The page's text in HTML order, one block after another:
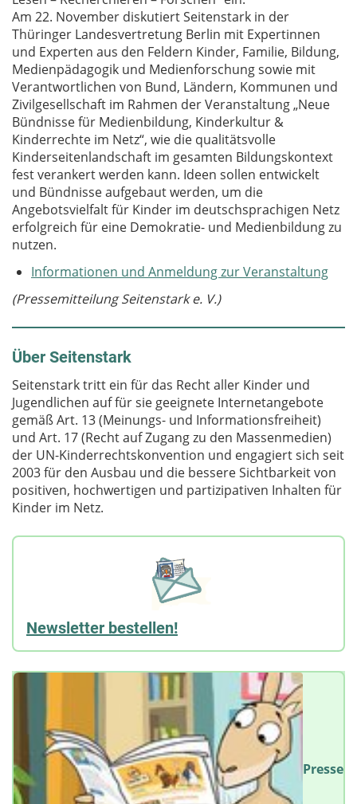
Am 22. November diskutiert Seitenstark in der
Thüringer Landesvertretung Berlin mit Expertinnen
und Experten aus den Feldern Kinder, Familie, Bildung,
Medienpädagogik und Medienforschung sowie mit
Verantwortlichen von Bund, Ländern, Kommunen und
Zivilgesellschaft im Rahmen der Veranstaltung „Neue
Bündnisse für Medienbildung, Kinderkultur &
Kinderrechte im Netz“, wie die qualitätsvolle
Kinderseitenlandschaft im gesamten Bildungskontext
fest verankert werden kann. Ideen sollen entwickelt
und Bündnisse aufgebaut werden, um die
Angebotsvielfalt für Kinder im deutschsprachigen Netz
erfolgreich für eine Demokratie- und Medienbildung zu
nutzen.
Informationen und Anmeldung zur Veranstaltung
(Pressemitteilung Seitenstark e. V.)
Über Seitenstark
Seitenstark tritt ein für das Recht aller Kinder und
Jugendlichen auf für sie geeignete Internetangebote
gemäß Art. 13 (Meinungs- und Informationsfreiheit)
und Art. 17 (Recht auf Zugang zu den Massenmedien)
der UN-Kinderrechtskonvention und engagiert sich seit
2003 für den Ausbau und die bessere Sichtbarkeit von
positiven, hochwertigen und partizipativen Inhalten für
Kinder im Netz.
Newsletter bestellen!
Presse